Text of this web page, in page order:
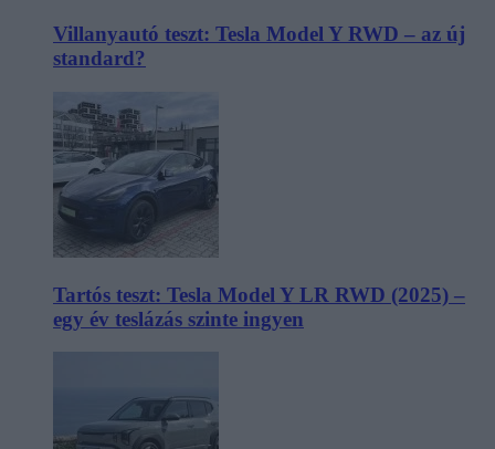
Villanyautó teszt: Tesla Model Y RWD – az új
standard?
Tartós teszt: Tesla Model Y LR RWD (2025) –
egy év teslázás szinte ingyen